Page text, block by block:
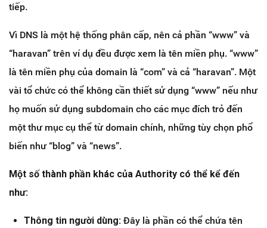
tiếp.
Vì DNS là một hệ thống phân cấp, nên cả phần “www” và
“haravan” trên ví dụ đều được xem là tên miền phụ. “www”
là tên miền phụ của domain là “com” và cả “haravan”. Một
vài tổ chức có thể không cần thiết sử dụng “www” nếu như
họ muốn sử dụng subdomain cho các mục đích trỏ đến
một thư mục cụ thể từ domain chính, những tùy chọn phổ
biến như “blog” và “news”.
Một số thành phần khác của Authority có thể kể đến
như:
Thông tin người dùng: Đây là phần có thể chứa tên